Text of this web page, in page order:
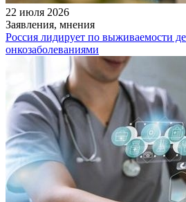
22 июля 2026
Заявления, мнения
Россия лидирует по выживаемости
онкозаболеваниями